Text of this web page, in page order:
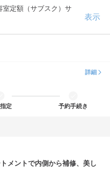
室定額（サブスク）サ
表示
詳細
定 予約手続き
メントで内側から補修、美し